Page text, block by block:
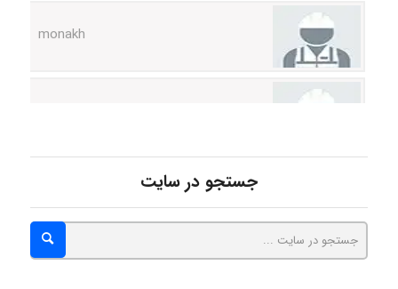
ABOALFZAL ZAREI
جستجو در سایت